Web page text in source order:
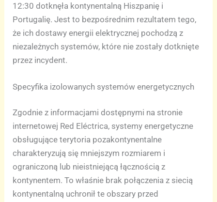
12:30 dotknęła kontynentalną Hiszpanię i
Portugalię. Jest to bezpośrednim rezultatem tego,
że ich dostawy energii elektrycznej pochodzą z
niezależnych systemów, które nie zostały dotknięte
przez incydent.
Specyfika izolowanych systemów energetycznych
Zgodnie z informacjami dostępnymi na stronie
internetowej Red Eléctrica, systemy energetyczne
obsługujące terytoria pozakontynentalne
charakteryzują się mniejszym rozmiarem i
ograniczoną lub nieistniejącą łącznością z
kontynentem. To właśnie brak połączenia z siecią
kontynentalną uchronił te obszary przed